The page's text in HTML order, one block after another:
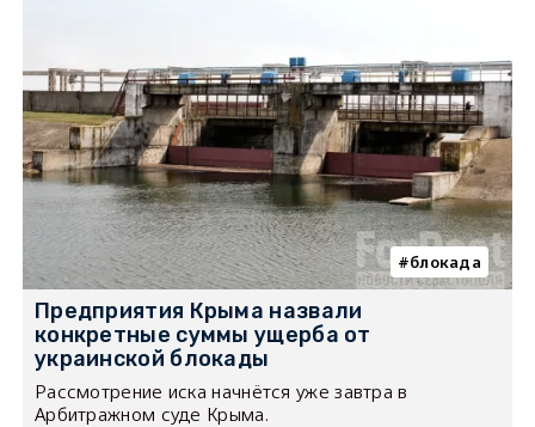
блокада
Предприятия Крыма назвали
конкретные суммы ущерба от
украинской блокады
Рассмотрение иска начнётся уже завтра в
Арбитражном суде Крыма.